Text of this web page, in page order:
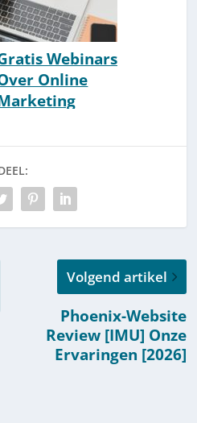
Webinars
Online
Volgend artikel
Phoenix-Website
Review [IMU] Onze
Ervaringen [2026]